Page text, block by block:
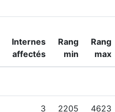
Internes
affectés
Rang
min
Rang
max
3 2205 4623